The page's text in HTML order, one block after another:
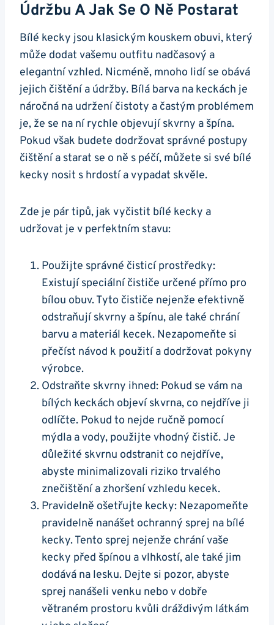
Údržbu A Jak Se O Ně Postarat
Bílé kecky jsou klasickým kouskem⁢ obuvi, ⁣který
může dodat ⁣vašemu outfitu nadčasový a
elegantní vzhled.‌ Nicméně, mnoho lidí se obává
jejich čištění a údržby. Bílá barva‍ na keckách je
náročná na udržení ⁢čistoty a častým problémem
je,‌ že se ​na ní rychle objevují skvrny a‍ špína.
Pokud však budete dodržovat správné postupy
čištění a starat se o ně ​s péčí, ⁤můžete si své bílé
kecky nosit s ⁢hrdostí a vypadat skvěle.
Zde je ​pár tipů, jak vyčistit⁢ bílé⁢ kecky a
udržovat je v perfektním stavu:
Použijte​ správné⁤ čisticí prostředky:
Existují speciální čističe určené přímo pro
bílou obuv. Tyto čističe nejenže efektivně
odstraňují skvrny a⁢ špínu, ale také ⁣chrání
barvu a materiál kecek. Nezapomeňte si‌
přečíst návod k použití a dodržovat pokyny⁣
výrobce.
Odstraňte skvrny ihned: Pokud se vám na⁢
bílých keckách⁣ objeví skvrna, co nejdříve ji
odlíčte. Pokud ‍to​ nejde ručně⁢ pomocí
mýdla a vody, použijte vhodný čistič.​ Je
důležité ‍skvrnu odstranit co nejdříve,
abyste minimalizovali riziko trvalého
znečištění a zhoršení ⁤vzhledu kecek.
Pravidelně ošetřujte⁢ kecky: Nezapomeňte
⁣pravidelně nanášet ⁤ochranný sprej na bílé
kecky. Tento sprej nejenže chrání⁤ vaše
kecky před ⁤špínou a‍ vlhkostí, ale také jim ​
dodává na lesku. Dejte si pozor, abyste
⁤sprej nanášeli venku‌ nebo​ v dobře
větraném prostoru kvůli⁤ dráždivým látkám ​